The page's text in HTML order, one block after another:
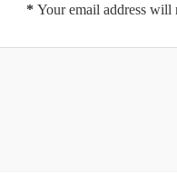
Your email address will
*